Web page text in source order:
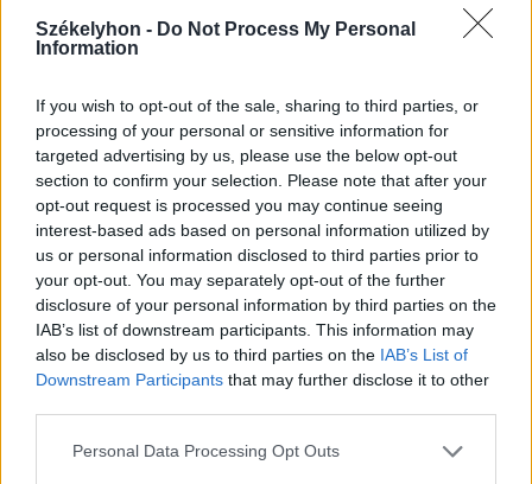
Székelyhon - Do Not Process My Personal
Information
If you wish to opt-out of the sale, sharing to third parties, or
processing of your personal or sensitive information for
targeted advertising by us, please use the below opt-out
section to confirm your selection. Please note that after your
opt-out request is processed you may continue seeing
interest-based ads based on personal information utilized by
us or personal information disclosed to third parties prior to
your opt-out. You may separately opt-out of the further
disclosure of your personal information by third parties on the
IAB’s list of downstream participants. This information may
also be disclosed by us to third parties on the IAB’s List of
Downstream Participants that may further disclose it to other
Personal Data Processing Opt Outs
2026. augusztus 07., péntek
Felelős hozzáállással el lehetne
fogadni a bértörvényt a következő
napokban az ügyvivő
miniszterelnök szerint